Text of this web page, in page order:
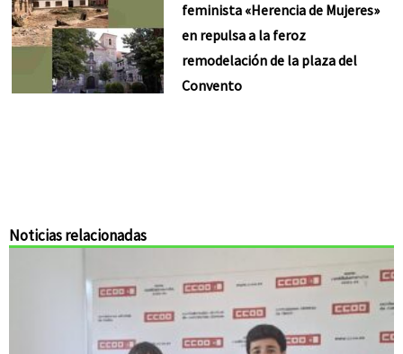
feminista «Herencia de Mujeres»
en repulsa a la feroz
remodelación de la plaza del
Convento
Noticias relacionadas